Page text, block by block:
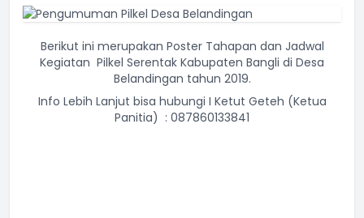
Berikut ini merupakan Poster Tahapan dan Jadwal
Kegiatan Pilkel Serentak Kabupaten Bangli di Desa
Belandingan tahun 2019.
Info Lebih Lanjut bisa hubungi I Ketut Geteh (Ketua
Panitia) : 087860133841